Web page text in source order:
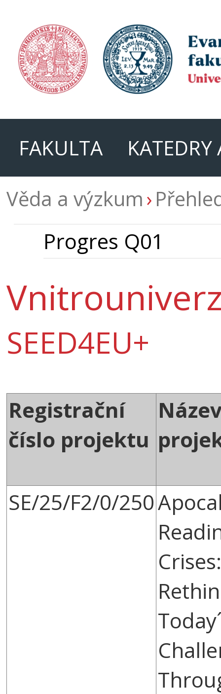
FAKULTA
KATEDRY
Věda a výzkum
Progres Q01
SEED4EU+
Registrační
číslo projektu
SE/25/F2/0/250
Crises: